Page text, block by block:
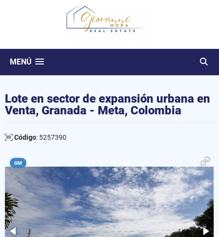
MENÚ
Lote en sector de expansión urbana en
Venta, Granada - Meta, Colombia
Código: 5257390
GM